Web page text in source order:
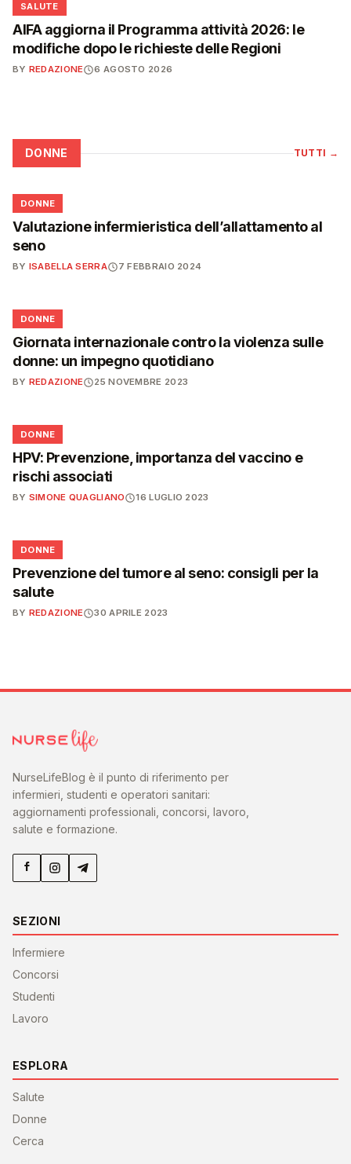
SALUTE
AIFA aggiorna il Programma attività 2026: le
modifiche dopo le richieste delle Regioni
BY REDAZIONE 6 AGOSTO 2026
DONNE TUTTI →
🌸
DONNE
Valutazione infermieristica dell’allattamento al
seno
BY ISABELLA SERRA 7 FEBBRAIO 2024
🌸
DONNE
Giornata internazionale contro la violenza sulle
donne: un impegno quotidiano
BY REDAZIONE 25 NOVEMBRE 2023
🌸
DONNE
HPV: Prevenzione, importanza del vaccino e
rischi associati
BY SIMONE QUAGLIANO 16 LUGLIO 2023
🌸
DONNE
Prevenzione del tumore al seno: consigli per la
salute
BY REDAZIONE 30 APRILE 2023
NurseLifeBlog è il punto di riferimento per
infermieri, studenti e operatori sanitari:
aggiornamenti professionali, concorsi, lavoro,
salute e formazione.
SEZIONI
Infermiere
Concorsi
Studenti
Lavoro
ESPLORA
Salute
Donne
Cerca